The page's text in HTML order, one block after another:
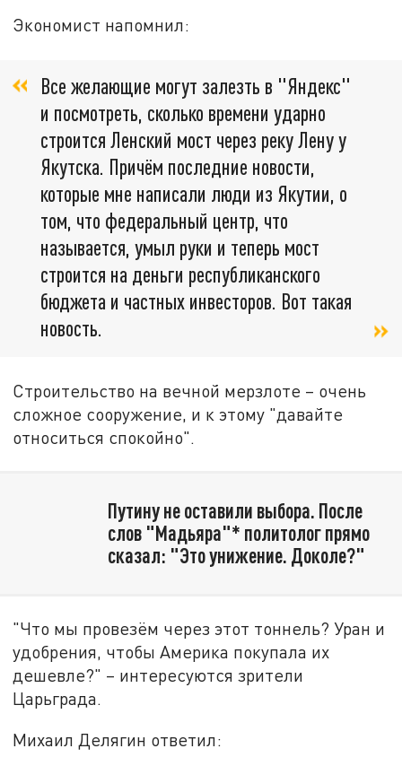
Экономист напомнил:
Все желающие могут залезть в "Яндекс"
и посмотреть, сколько времени ударно
строится Ленский мост через реку Лену у
Якутска. Причём последние новости,
которые мне написали люди из Якутии, о
том, что федеральный центр, что
называется, умыл руки и теперь мост
строится на деньги республиканского
бюджета и частных инвесторов. Вот такая
новость.
Строительство на вечной мерзлоте – очень
сложное сооружение, и к этому "давайте
относиться спокойно".
Путину не оставили выбора. После
слов "Мадьяра"* политолог прямо
сказал: "Это унижение. Доколе?"
"Что мы провезём через этот тоннель? Уран и
удобрения, чтобы Америка покупала их
дешевле?" – интересуются зрители
Царьграда.
Михаил Делягин ответил: